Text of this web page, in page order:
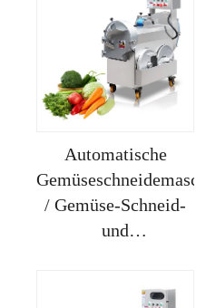
Fabriklieferung
Automatische
/ Gemüse-Schneid-
und